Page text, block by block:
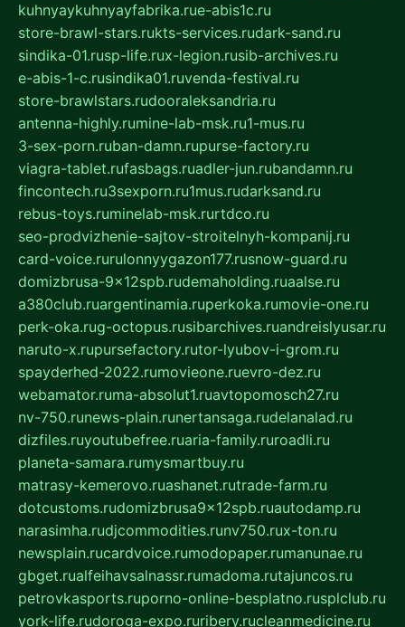
kuhnyaykuhnyayfabrika.rue-abis1c.ru
store-brawl-stars.rukts-services.rudark-sand.ru
sindika-01.rusp-life.rux-legion.rusib-archives.ru
e-abis-1-c.rusindika01.ruvenda-festival.ru
store-brawlstars.rudooraleksandria.ru
antenna-highly.rumine-lab-msk.ru1-mus.ru
3-sex-porn.ruban-damn.rupurse-factory.ru
viagra-tablet.rufasbags.ruadler-jun.rubandamn.ru
fincontech.ru3sexporn.ru1mus.rudarksand.ru
rebus-toys.ruminelab-msk.rurtdco.ru
seo-prodvizhenie-sajtov-stroitelnyh-kompanij.ru
card-voice.rurulonnyygazon177.rusnow-guard.ru
domizbrusa-9x12spb.rudemaholding.ruaalse.ru
a380club.ruargentinamia.ruperkoka.rumovie-one.ru
perk-oka.rug-octopus.rusibarchives.ruandreislyusar.ru
naruto-x.rupursefactory.rutor-lyubov-i-grom.ru
spayderhed-2022.rumovieone.ruevro-dez.ru
webamator.ruma-absolut1.ruavtopomosch27.ru
nv-750.runews-plain.runertansaga.rudelanalad.ru
dizfiles.ruyoutubefree.ruaria-family.ruroadli.ru
planeta-samara.rumysmartbuy.ru
matrasy-kemerovo.ruashanet.rutrade-farm.ru
dotcustoms.rudomizbrusa9x12spb.ruautodamp.ru
narasimha.rudjcommodities.runv750.rux-ton.ru
newsplain.rucardvoice.rumodopaper.rumanunae.ru
gbget.rualfeihavsalnassr.rumadoma.rutajuncos.ru
petrovkasports.ruporno-online-besplatno.rusplclub.ru
york-life.rudoroga-expo.ruribery.rucleanmedicine.ru